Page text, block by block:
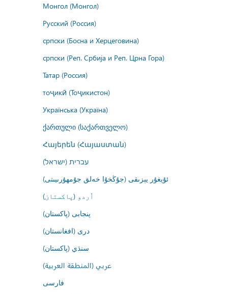
Монгол (Монгол)
Русский (Россия)
српски (Босна и Херцеговина)
српски (Реп. Србија и Реп. Црна Гора)
Татар (Россия)
тоҷикӣ (Тоҷикистон)
Українська (Україна)
ქართული (საქართველო)
Հայերեն (Հայաստան)
עברית (ישראל)
ئۇيغۇر يېزىقى (جۇڭخۇا خەلق جۇمھۇرىيىتى)
اُردو (پاکستان)
پنجابی (پاکستان)
درى (افغانستان)
سنڌي (پاکستان)
عربي (المنطقة العربية)
فارسى